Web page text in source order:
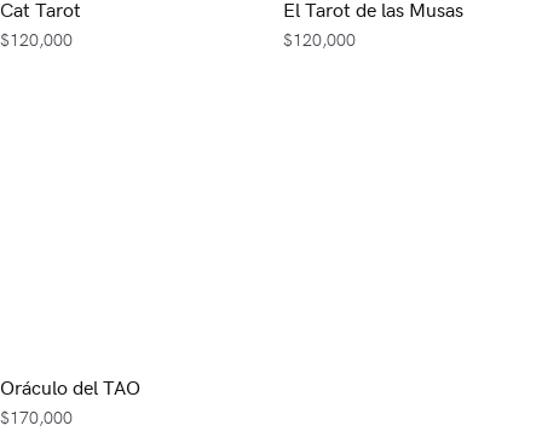
Cat Tarot
$120,000
El Tarot de las Musas
$120,000
Oráculo del TAO
$170,000